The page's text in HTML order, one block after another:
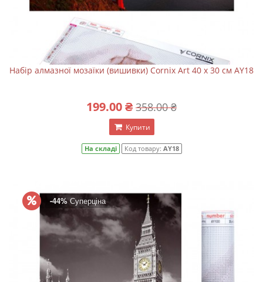
Набір алмазної мозаїки (вишивки) Cornix Art 40 x 30 см AY18
199.00 ₴ 358.00 ₴
Купити
На складі Код товару: AY18
-44%Суперціна